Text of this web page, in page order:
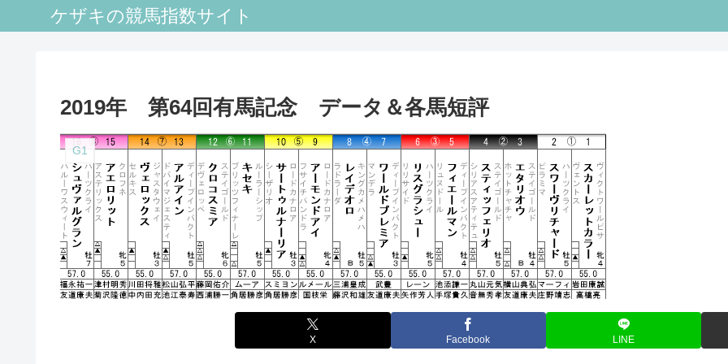
ケザキの競馬指数サイト
2019年 第64回有馬記念 データ＆各馬短評
G1
X Facebook LINE